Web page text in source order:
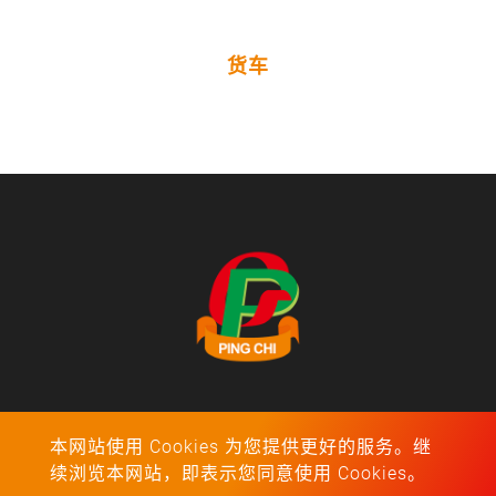
货车
本网站使用 Cookies 为您提供更好的服务。继
续浏览本网站，即表示您同意使用 Cookies。
地址：福建省漳州市漳浦县旧镇镇绥安工业开发区
Tel：0596-3921791
E-mail：
chou@pingchibikes.com